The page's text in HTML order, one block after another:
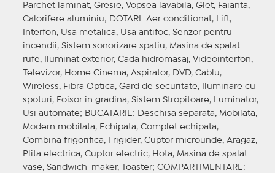
Parchet laminat, Gresie, Vopsea lavabila, Glet, Faianta,
Calorifere aluminiu;
DOTARI : Aer conditionat, Lift,
Interfon, Usa metalica, Usa antifoc, Senzor pentru
incendii, Sistem sonorizare spatiu, Masina de spalat
rufe, Iluminat exterior, Cada hidromasaj, Videointerfon,
Televizor, Home Cinema, Aspirator, DVD, Cablu,
Wireless, Fibra Optica, Gard de securitate, Iluminare cu
spoturi, Foisor in gradina, Sistem Stropitoare, Luminator,
Usi automate; BUCATARIE : Deschisa separata, Mobilata,
Modern mobilata, Echipata, Complet echipata,
Combina frigorifica, Frigider, Cuptor microunde, Aragaz,
Plita electrica, Cuptor electric, Hota, Masina de spalat
vase, Sandwich-maker, Toaster; COMPARTIMENTARE :